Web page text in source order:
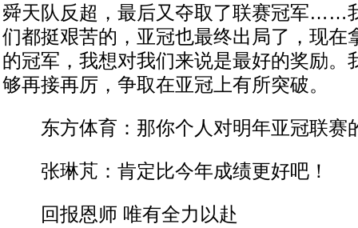
舜天队反超，最后又夺取了联赛冠军……
们都挺艰苦的，亚冠也最终出局了，现在
的冠军，我想对我们来说是最好的奖励。
够再接再厉，争取在亚冠上有所突破。
东方体育：那你个人对明年亚冠联赛
张琳芃：肯定比今年成绩更好吧！
回报恩师 唯有全力以赴